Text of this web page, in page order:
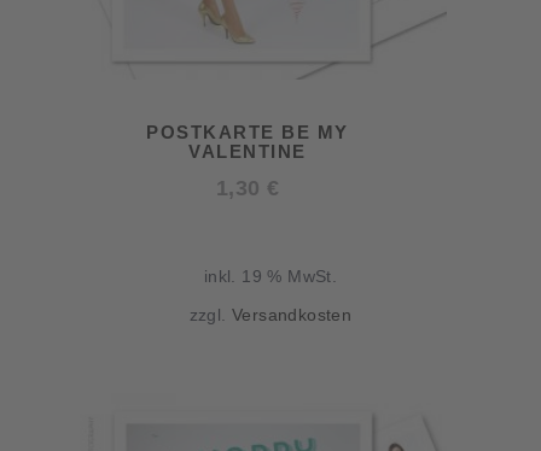
POSTKARTE BE MY
VALENTINE
1,30 €
inkl. 19 % MwSt.
zzgl.Versandkosten